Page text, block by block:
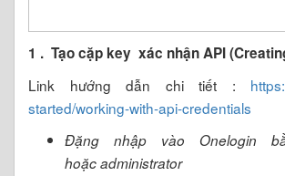
1 . Tạo cặp key xác nhận API
Link hướng dẫn chi tiết :
started/working-with-api-credentials
Đặng nhập vào Onelogin
hoặc administrator